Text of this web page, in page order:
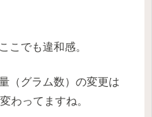
こでも違和感。
（グラム数）の変更は
わってますね。